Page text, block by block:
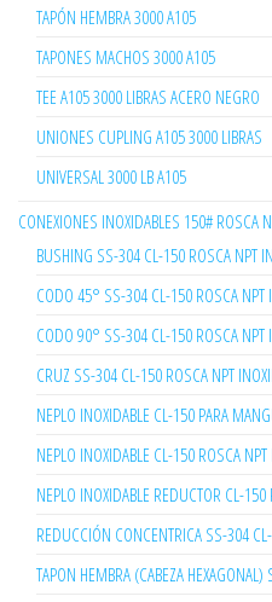
TAPÓN HEMBRA 3000 A105
TAPONES MACHOS 3000 A105
TEE A105 3000 LIBRAS ACERO NEGRO
UNIONES CUPLING A105 3000 LIBRAS
UNIVERSAL 3000 LB A105
CONEXIONES INOXIDABLES 150# ROSCA
BUSHING SS-304 CL-150 ROSCA NPT
CODO 45° SS-304 CL-150 ROSCA NPT
CODO 90° SS-304 CL-150 ROSCA NPT
CRUZ SS-304 CL-150 ROSCA NPT
NEPLO INOXIDABLE CL-150 PARA
NEPLO INOXIDABLE CL-150 ROSCA NPT
NEPLO INOXIDABLE REDUCTOR CL-150
REDUCCIÓN CONCENTRICA SS-304
TAPON HEMBRA (CABEZA